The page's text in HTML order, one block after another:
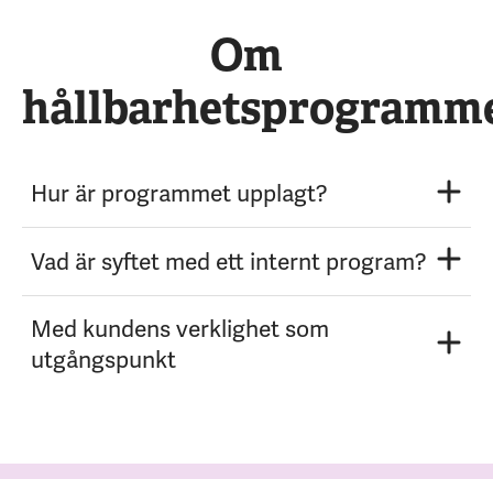
Om
Hur är programmet upplagt?
Vad är syftet med ett internt program?
Med kundens verklighet som
utgångspunkt